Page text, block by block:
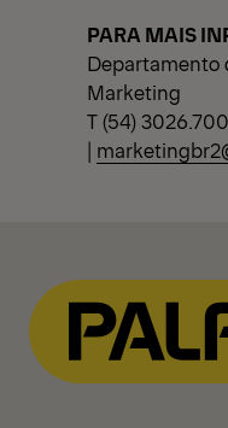
PARA MAIS
Departamento
Marketing
T (54)
|